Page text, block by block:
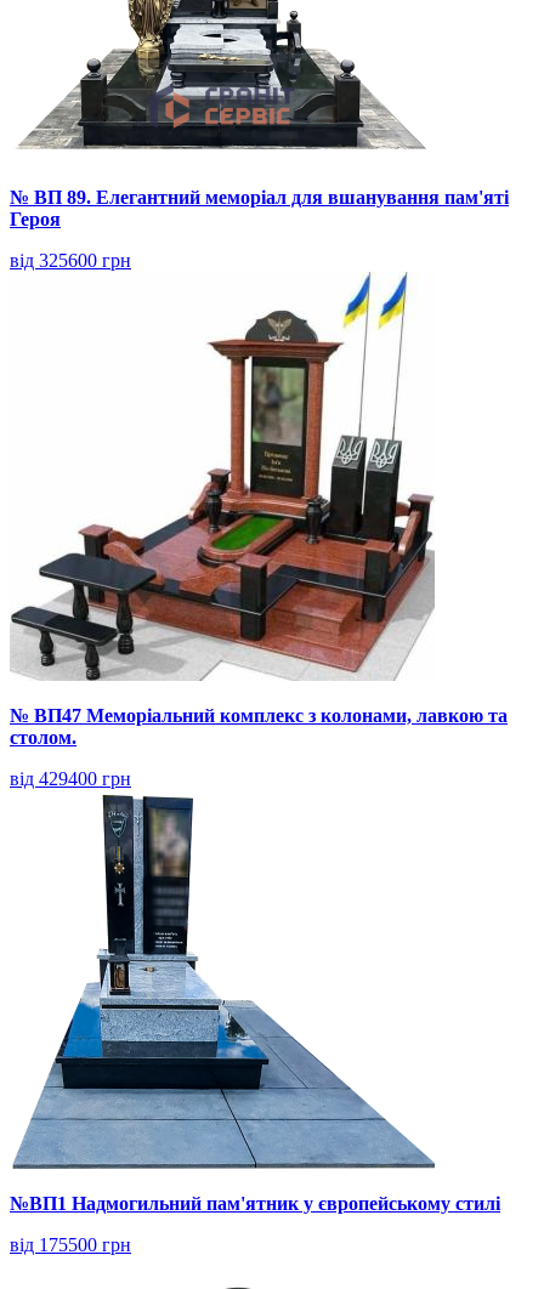
№ ВП 89. Елегантний меморіал для вшанування пам'яті
Героя
від 325600 грн
№ ВП47 Меморіальний комплекс з колонами, лавкою та
столом.
від 429400 грн
№ВП1 Надмогильний пам'ятник у європейському стилі
від 175500 грн